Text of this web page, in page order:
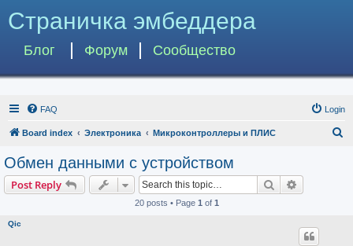
Страничка эмбеддера
Блог Форум Сообщество
FAQ Login
Board index Электроника Микроконтроллеры и ПЛИС
Обмен данными с устройством
Post Reply Search
20 posts • Page 1 of 1
Qic